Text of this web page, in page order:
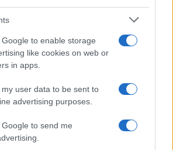
to enable storage
like cookies on web or
in apps.
user data to be sent to
advertising purposes.
to send me
e arrasta commodities em agosto de